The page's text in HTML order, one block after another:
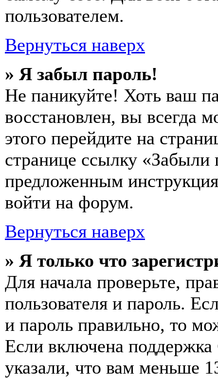
пользователем.
Вернуться наверх
» Я забыл пароль!
Не паникуйте! Хоть ваш
восстановлен, вы всегда
этого перейдите на
странице ссылку «Забыли
предложенным
войти на форум.
Вернуться наверх
» Я только что
Для начала проверьте,
пользователя и пароль.
и пароль правильно, то
Если включена
указали, что вам меньше